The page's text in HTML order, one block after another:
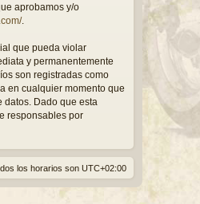
aprobamos y/o
.
que pueda violar
y permanentemente
son registradas como
en cualquier momento que
Dado que esta
responsables por
los horarios son UTC+02:00